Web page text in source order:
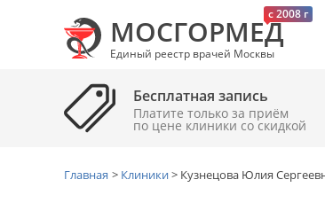
c 2008 г
МОСГОРМЕД
Единый реестр врачей Москвы
Бесплатная запись
Платите только за приём
по цене клиники cо скидкой
Главная > Клиники> Кузнецова Юлия